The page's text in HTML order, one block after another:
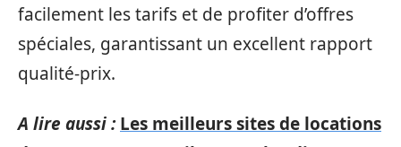
facilement les tarifs et de profiter d’offres
spéciales, garantissant un excellent rapport
qualité-prix.
A lire aussi : Les meilleurs sites de locations